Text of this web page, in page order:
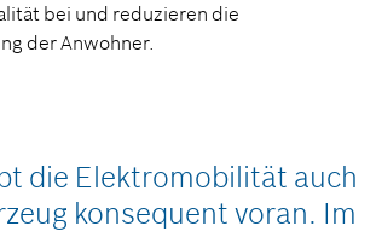
bei und reduzieren die
der Anwohner.
die Elektromobilität auch
konsequent voran. Im